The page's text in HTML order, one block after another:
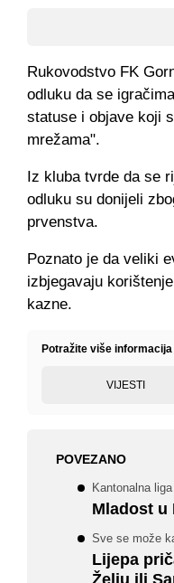
Rukovodstvo FK
odluku da se
statuse i objave koji
mrežama".
Iz kluba tvrde da se
odluku su donijeli
prvenstva.
Poznato je da veliki
izbjegavaju
kazne.
Potražite više
VIJESTI
POVEZANO
Kantonalna
Mladost u
Sve se može
Lijepa
Želju ili